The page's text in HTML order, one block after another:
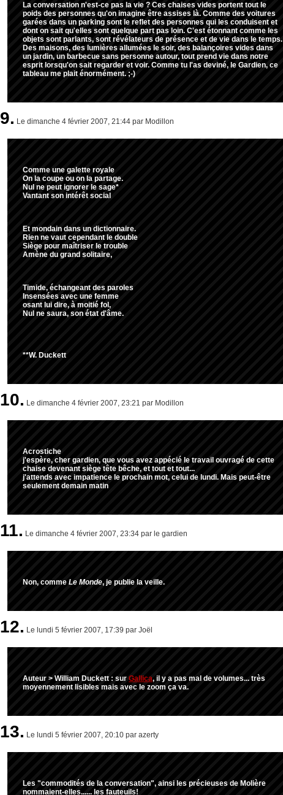
La conversation n'est-ce pas la vie ? Ces chaises vides portent tout le
poids des personnes qu'on imagine être assises là. Comme des voitures
garées dans un parking sont le reflet des personnes qui les conduisent et
dont on sait qu'elles sont quelque part pas loin. C'est étonnant comme les
objets sont parlants, sont révélateurs de présence et de vie dans le temps.
Des maisons, des lumières allumées le soir, des balançoires vides dans
un jardin, un barbecue sans personne autour, tout prend vie dans notre
esprit lorsqu'on sait regarder et voir. Comme tu l'as deviné, le Gardien, ce
tableau me plait énormément. ;-)
9. Le dimanche 4 février 2007, 21:44 par Modillon
Comme une galette royale
On la coupe ou on la partage.
Nul ne peut ignorer le sage*
Vantant son intérêt social
Et mondain dans un dictionnaire.
Rien ne vaut cependant le double
Siège pour maîtriser le trouble
Amène du grand solitaire,
Timide, échangeant des paroles
Insensées avec une femme
osant lui dire, à moitié fol,
Nul ne saura, son état d'âme.
**W. Duckett
10. Le dimanche 4 février 2007, 23:21 par Modillon
Acrostiche
j'espère, cher gardien, que vous avez appécié le travail ouvragé de cette
chaise devenant siège tête bêche, et tout et tout...
j'attends avec impatience le prochain mot, celui de lundi. Mais peut-être
seulement demain matin
11. Le dimanche 4 février 2007, 23:34 par le gardien
Non, comme Le Monde, je publie la veille.
12. Le lundi 5 février 2007, 17:39 par Joël
Auteur > William Duckett : sur Gallica, il y a pas mal de volumes... très
moyennement lisibles mais avec le zoom ça va.
13. Le lundi 5 février 2007, 20:10 par azerty
Les "commodités de la conversation", ainsi les précieuses de Molière
nommaient-elles...... les fauteuils!